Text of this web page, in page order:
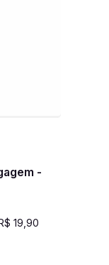
-
19 ,90